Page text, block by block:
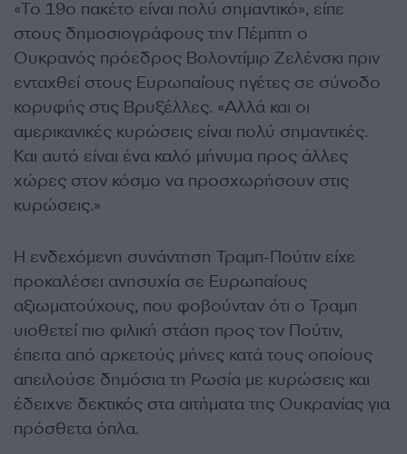
«Το 19ο πακέτο είναι πολύ σημαντικό», είπε
στους δημοσιογράφους την Πέμπτη ο
Ουκρανός πρόεδρος Βολοντίμιρ Ζελένσκι πριν
ενταχθεί στους Ευρωπαίους ηγέτες σε σύνοδο
κορυφής στις Βρυξέλλες. «Αλλά και οι
αμερικανικές κυρώσεις είναι πολύ σημαντικές.
Και αυτό είναι ένα καλό μήνυμα προς άλλες
χώρες στον κόσμο να προσχωρήσουν στις
κυρώσεις.»
Η ενδεχόμενη συνάντηση Τραμπ-Πούτιν είχε
προκαλέσει ανησυχία σε Ευρωπαίους
αξιωματούχους, που φοβούνταν ότι ο Τραμπ
υιοθετεί πιο φιλική στάση προς τον Πούτιν,
έπειτα από αρκετούς μήνες κατά τους οποίους
απειλούσε δημόσια τη Ρωσία με κυρώσεις και
έδειχνε δεκτικός στα αιτήματα της Ουκρανίας για
πρόσθετα όπλα.